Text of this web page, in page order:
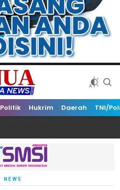
Politik Hukrim Daerah TNI/
NEWS